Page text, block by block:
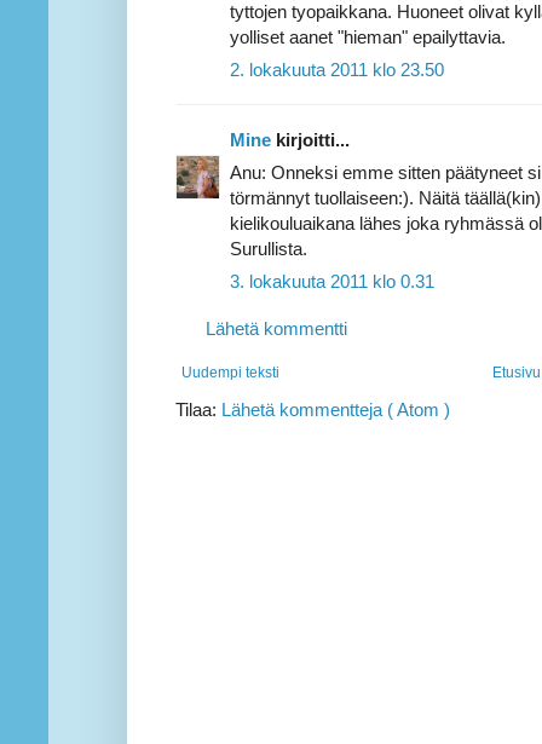
tyttojen tyopaikkana. Huoneet olivat
yolliset aanet "hieman" epailyttavia.
2. lokakuuta 2011 klo 23.50
Mine kirjoitti...
Anu: Onneksi emme sitten päätyneet
törmännyt tuollaiseen:). Näitä
kielikouluaikana lähes joka ryhmässä
Surullista.
3. lokakuuta 2011 klo 0.31
Lähetä kommentti
Uudempi teksti Etusivu
Tilaa: Lähetä kommentteja ( Atom )